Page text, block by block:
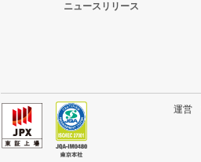
ニュースリリース
運営